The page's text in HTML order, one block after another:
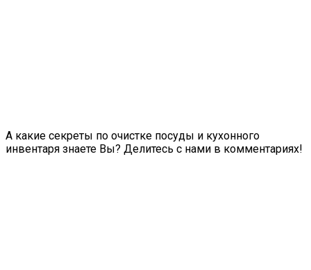
А какие секреты по очистке посуды и кухонного
инвентаря знаете Вы? Делитесь с нами в комментариях!